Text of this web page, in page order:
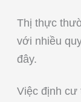
Thị thực
với nhiều
đây.
Việc định cư